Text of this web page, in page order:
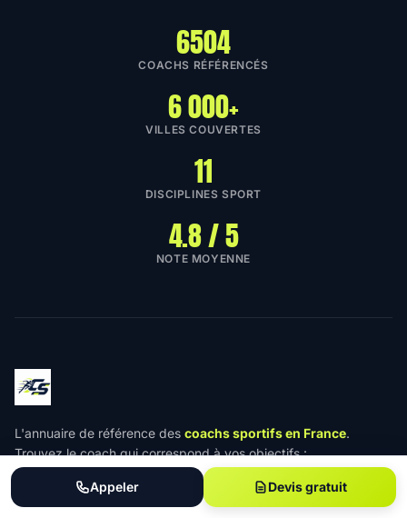
Appeler Devis gratuit
6504
COACHS RÉFÉRENCÉS
6 000+
VILLES COUVERTES
11
DISCIPLINES SPORT
4.8 / 5
NOTE MOYENNE
L'annuaire de référence des coachs sportifs en France.
Trouvez le coach qui correspond à vos objectifs :
musculation, perte de poids, marathon, remise en forme.
Partout en France.